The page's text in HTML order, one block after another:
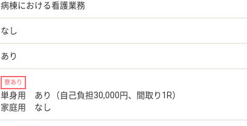
病棟における看護業務
なし
あり
寮あり
単身用 あり（自己負担30,000円、間取り1R）
家庭用 なし